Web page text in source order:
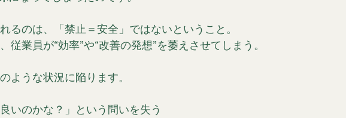
るのは、「禁止＝安全」ではないということ。
従業員が“効率”や“改善の発想”を萎えさせてしまう。
ような状況に陥ります。
いのかな？」という問いを失う